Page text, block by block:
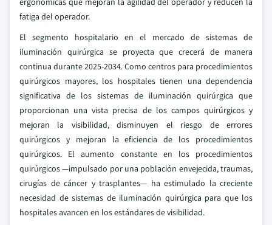
fatiga del operador.
El segmento hospitalario en el mercado de sistemas de
iluminación quirúrgica se proyecta que crecerá de manera
continua durante 2025-2034. Como centros para procedimientos
quirúrgicos mayores, los hospitales tienen una dependencia
significativa de los sistemas de iluminación quirúrgica que
proporcionan una vista precisa de los campos quirúrgicos y
mejoran la visibilidad, disminuyen el riesgo de errores
quirúrgicos y mejoran la eficiencia de los procedimientos
quirúrgicos. El aumento constante en los procedimientos
quirúrgicos —impulsado por una población envejecida, traumas,
cirugías de cáncer y trasplantes— ha estimulado la creciente
necesidad de sistemas de iluminación quirúrgica para que los
hospitales avancen en los estándares de visibilidad.